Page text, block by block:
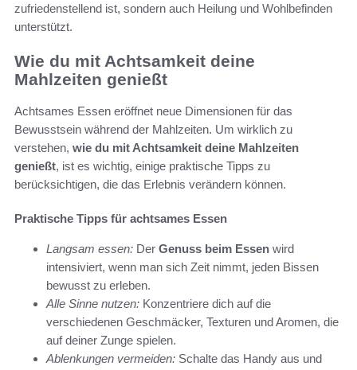
zufriedenstellend ist, sondern auch Heilung und Wohlbefinden
unterstützt.
Wie du mit Achtsamkeit deine
Mahlzeiten genießt
Achtsames Essen eröffnet neue Dimensionen für das
Bewusstsein während der Mahlzeiten. Um wirklich zu
verstehen, wie du mit Achtsamkeit deine Mahlzeiten
genießt, ist es wichtig, einige praktische Tipps zu
berücksichtigen, die das Erlebnis verändern können.
Praktische Tipps für achtsames Essen
Langsam essen: Der Genuss beim Essen wird
intensiviert, wenn man sich Zeit nimmt, jeden Bissen
bewusst zu erleben.
Alle Sinne nutzen: Konzentriere dich auf die
verschiedenen Geschmäcker, Texturen und Aromen, die
auf deiner Zunge spielen.
Ablenkungen vermeiden: Schalte das Handy aus und